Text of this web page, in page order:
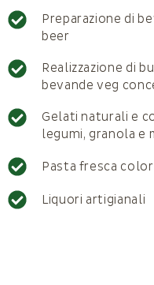
Preparazione di
beer
Realizzazione di
bevande veg
Gelati naturali e
legumi, granola e
Pasta fresca
Liquori artigianali